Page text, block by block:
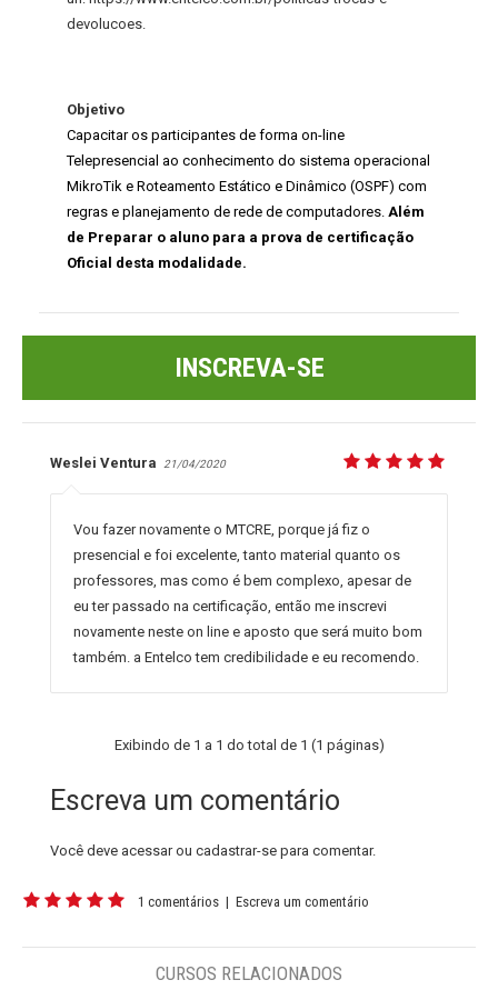
devolucoes.
Objetivo
Capacitar os participantes de forma on-line
Telepresencial ao conhecimento do sistema operacional
MikroTik e Roteamento Estático e Dinâmico (OSPF) com
regras e planejamento de rede de computadores. Além
de Preparar o aluno para a prova de certificação
Oficial desta modalidade.
INSCREVA-SE
Weslei Ventura 21/04/2020
Vou fazer novamente o MTCRE, porque já fiz o
presencial e foi excelente, tanto material quanto os
professores, mas como é bem complexo, apesar de
eu ter passado na certificação, então me inscrevi
novamente neste on line e aposto que será muito bom
também. a Entelco tem credibilidade e eu recomendo.
Exibindo de 1 a 1 do total de 1 (1 páginas)
Escreva um comentário
Você deve acessarou cadastrar-se para comentar.
1 comentários | Escreva um comentário
CURSOS RELACIONADOS